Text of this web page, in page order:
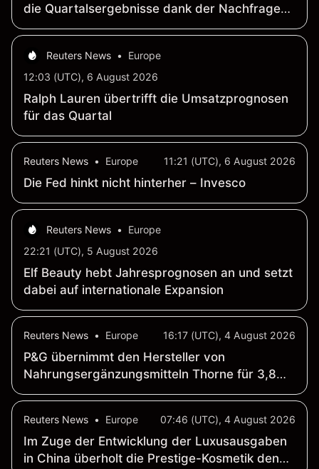
die Quartalsergebnisse dank der Nachfrage
wohlhabender Kunden
Reuters News •
Europe
12:03 (UTC), 6 August 2026
Ralph Lauren übertrifft die Umsatzprognosen
für das Quartal
Reuters News • Europe 11:21 (UTC), 6 August 2026
Die Fed hinkt nicht hinterher – Invesco
Reuters News •
Europe
22:21 (UTC), 5 August 2026
Elf Beauty hebt Jahresprognosen an und setzt
dabei auf internationale Expansion
Reuters News • Europe 16:17 (UTC), 4 August 2026
P&G übernimmt den Hersteller von
Nahrungsergänzungsmitteln Thorne für 3,8
Milliarden Dollar, wie CEO Jejurikar gegenüber
Reuters News • Europe 07:46 (UTC), 4 August 2026
Im Zuge der Entwicklung der Luxusausgaben
in China überholt die Prestige-Kosmetik den